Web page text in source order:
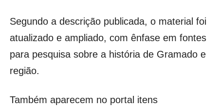
Segundo a descrição publicada, o material foi
atualizado e ampliado, com ênfase em fontes
para pesquisa sobre a história de Gramado e
região.
Também aparecem no portal itens